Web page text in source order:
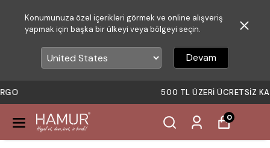
Konumunuza özel içerikleri görmek ve online alışveriş
yapmak için başka bir ülkeyi veya bölgeyi seçin.
Devam
500 TL ÜZERI ÜCRETSIZ KARGO
0